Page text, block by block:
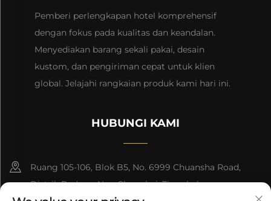
Pemberi perlengkapan hotel komprehensif
dengan fokus pada kualitas dan keandalan.
Menyediakan barang sekali pakai, desain
kustom, dan pengiriman cepat untuk klien
global. Jelajahi rangkaian produk kami hari ini.
HUBUNGI KAMI
Ruang 105-106, Blok B5, No. 6999 Chuansha Road,
Distrik Pudong Nee, Shanghai, Tiongkok